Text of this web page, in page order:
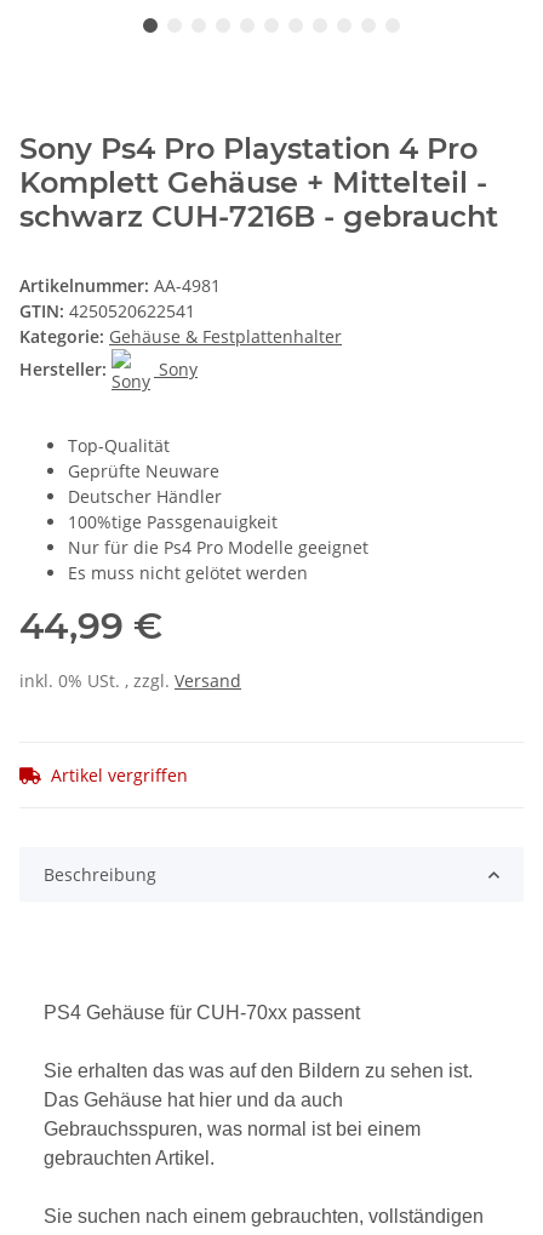
Sony Ps4 Pro Playstation 4 Pro
Komplett Gehäuse + Mittelteil -
schwarz CUH-7216B - gebraucht
Artikelnummer: AA-4981
GTIN: 4250520622541
Kategorie: Gehäuse & Festplattenhalter
Hersteller:
Sony
Top-Qualität
Geprüfte Neuware
Deutscher Händler
100%tige Passgenauigkeit
Nur für die Ps4 Pro Modelle geeignet
Es muss nicht gelötet werden
44,99 €
inkl. 0% USt. , zzgl. Versand
Artikel vergriffen
Beschreibung
PS4 Gehäuse für CUH-70xx passent
Sie erhalten das was auf den Bildern zu sehen ist.
Das Gehäuse hat hier und da auch
Gebrauchsspuren, was normal ist bei einem
gebrauchten Artikel.
Sie suchen nach einem gebrauchten, vollständigen